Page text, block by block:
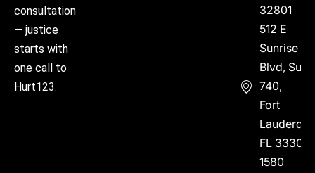
consultation
— justice
starts with
one call to
Hurt123.
32801
512 E
Sunrise
Blvd, Suite
740,
Fort
FL 33304
1580